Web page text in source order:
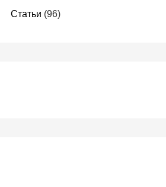
Статьи (96)